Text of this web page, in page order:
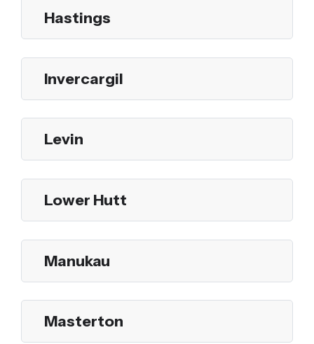
Hastings
Invercargil
Levin
Lower Hutt
Manukau
Masterton